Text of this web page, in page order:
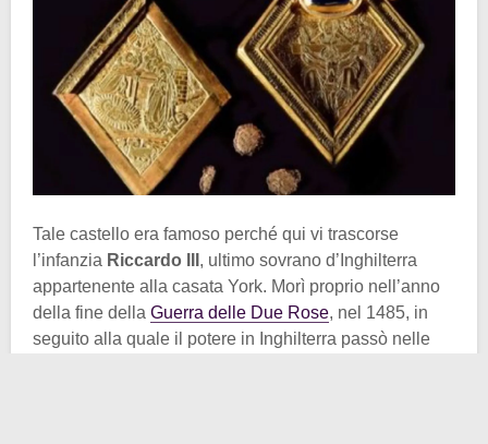
Tale castello era famoso perché qui vi trascorse
l’infanzia Riccardo III , ultimo sovrano d’Inghilterra
appartenente alla casata York. Morì proprio nell’anno
della fine della Guerra delle Due Rose, nel 1485, in
seguito alla quale il potere in Inghilterra passò nelle